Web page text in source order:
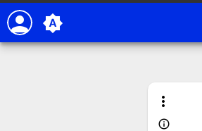
person brightness_auto
more_vert
info_outline